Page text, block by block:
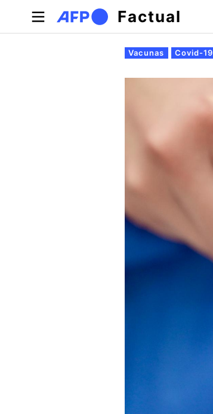
Pasar al contenido principal
Factual
Solapas principales
Vacunas Covid-19